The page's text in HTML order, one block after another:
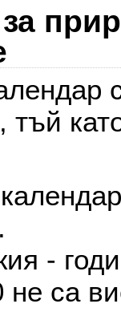
тъй
-
не са